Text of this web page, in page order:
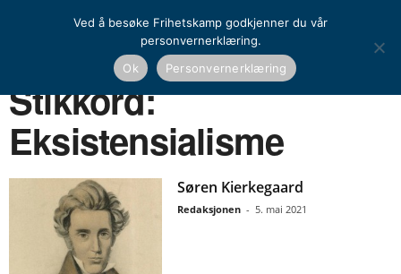
Eksistensialisme
Stikkord:
Eksistensialisme
Søren Kierkegaard
Redaksjonen - 5. mai 2021
Ved å besøke Frihetskamp godkjenner du vår
personvernerklæring.
Ok
Personvernerklæring